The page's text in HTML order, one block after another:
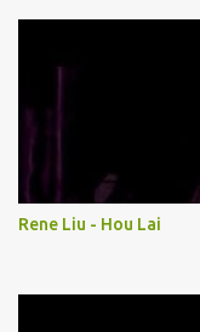
Rene Liu - Hou Lai